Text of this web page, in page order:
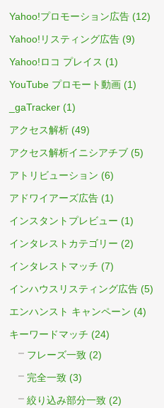
Yahoo!プロモーション広告 (12)
Yahoo!リスティング広告 (9)
Yahoo!ロコ プレイス (1)
YouTube プロモート動画 (1)
_gaTracker (1)
アクセス解析 (49)
アクセス解析イニシアチブ (5)
アトリビューション (6)
アドワイアーズ広告 (1)
インスタントプレビュー (1)
インタレストカテゴリー (2)
インタレストマッチ (7)
インハウスリスティング広告 (5)
エンハンスト キャンペーン (4)
キーワードマッチ (24)
フレーズ一致 (2)
完全一致 (3)
絞り込み部分一致 (2)